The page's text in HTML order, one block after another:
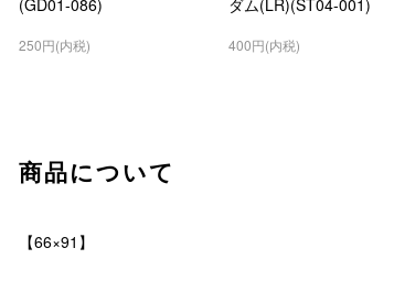
商品について
【66×91】
(GD01-086)
250円(内税)
ダム(LR)(ST04-001)
400円(内税)